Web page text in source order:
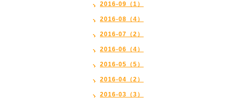
2016-09（1）
2016-08（4）
2016-07（2）
2016-06（4）
2016-05（5）
2016-04（2）
2016-03（3）